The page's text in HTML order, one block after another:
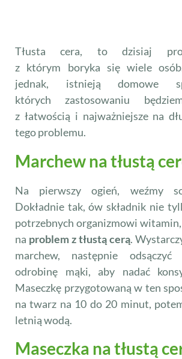
Tłusta cera, to dzisiaj
z którym boryka się wiele
jednak, istnieją domowe
których zastosowaniu
z łatwością i najważniejsze na
tego problemu.
Marchew na tłustą
Na pierwszy ogień, weźmy
Dokładnie tak, ów składnik nie
potrzebnych organizmowi witamin,
na problem z tłustą cerą.
marchew, następnie
odrobinę mąki, aby nadać
Maseczkę przygotowaną w ten
na twarz na 10 do 20 minut,
letnią wodą.
Maseczka na tłustą